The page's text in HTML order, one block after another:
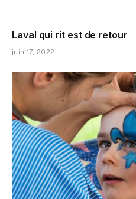
Laval qui rit est de retour
juin 17, 2022